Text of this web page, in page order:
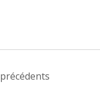
précédents